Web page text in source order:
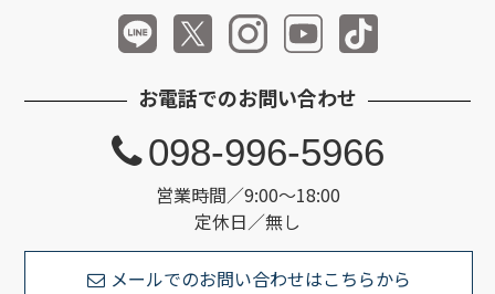
お電話でのお問い合わせ
営業時間／9:00～18:00
定休日／無し
098-996-5966
メールでのお問い合わせはこちらから